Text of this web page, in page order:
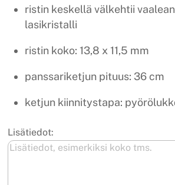
ristin keskellä välkehtii
lasikristalli
ristin koko: 13,8 x 11,5 mm
panssariketjun pituus: 36 cm
ketjun kiinnitystapa:
Lisätiedot: